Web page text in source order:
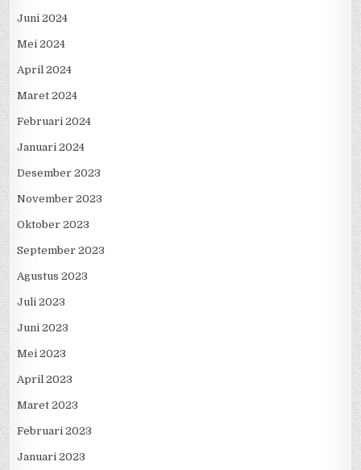
Juni 2024
Mei 2024
April 2024
Maret 2024
Februari 2024
Januari 2024
Desember 2023
November 2023
Oktober 2023
September 2023
Agustus 2023
Juli 2023
Juni 2023
Mei 2023
April 2023
Maret 2023
Februari 2023
Januari 2023